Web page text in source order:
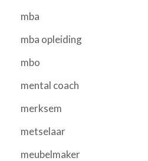
mba
mba opleiding
mbo
mental coach
merksem
metselaar
meubelmaker